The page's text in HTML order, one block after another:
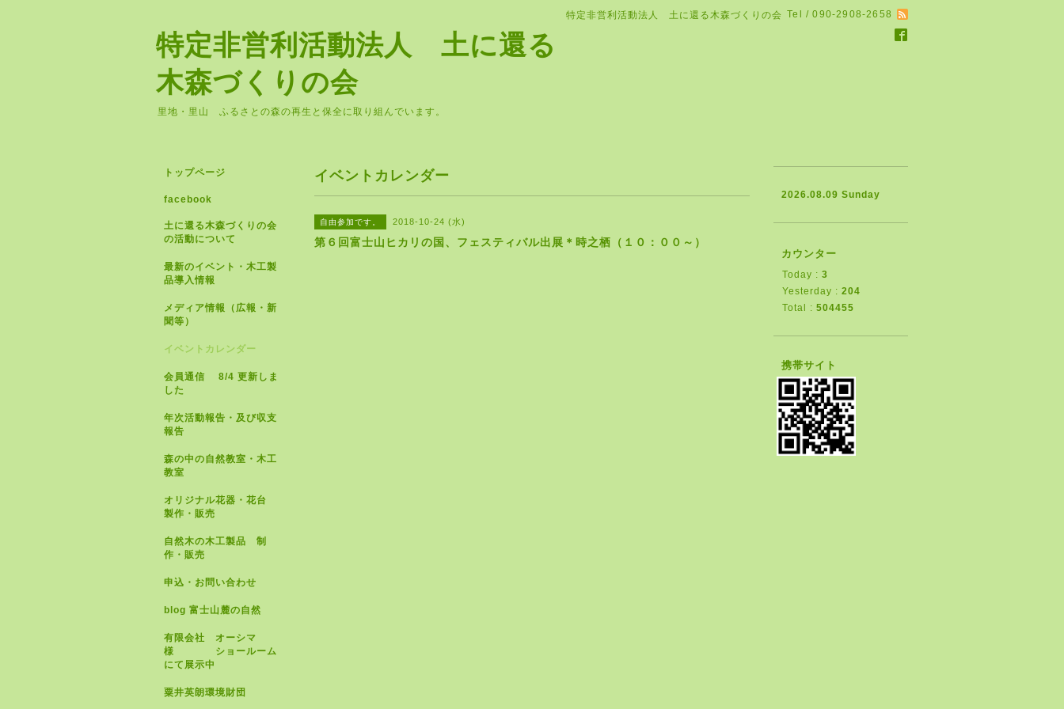
特定非営利活動法人 土に還る木森づくりの会 Tel / 090-2908-2658
特定非営利活動法人 土に還る
木森づくりの会
里地・里山 ふるさとの森の再生と保全に取り組んでいます。
イベントカレンダー
自由参加です。 2018-10-24 (水)
第６回富士山ヒカリの国、フェスティバル出展＊時之栖（１０：００～）
トップページ
facebook
土に還る木森づくりの会
の活動について
最新のイベント・木工製
品導入情報
メディア情報（広報・新
聞等）
イベントカレンダー
会員通信 8/4 更新しま
した
年次活動報告・及び収支
報告
森の中の自然教室・木工
教室
オリジナル花器・花台
製作・販売
自然木の木工製品 制
作・販売
申込・お問い合わせ
blog 富士山麓の自然
有限会社 オーシマ
様 ショールーム
にて展示中
粟井英朗環境財団
2026.08.09 Sunday
カウンター
Today : 3
Yesterday : 204
Total : 504455
携帯サイト